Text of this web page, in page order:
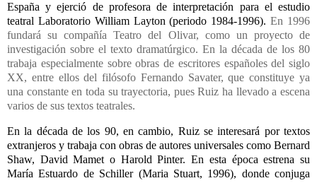
España y ejerció de profesora de interpretación para el estudio
teatral Laboratorio William Layton (periodo 1984-1996). En 1996
fundará su compañía Teatro del Olivar, como un proyecto de
investigación sobre el texto dramatúrgico. En la década de los 80
trabaja especialmente sobre obras de escritores españoles del siglo
XX, entre ellos del filósofo Fernando Savater, que constituye ya
una constante en toda su trayectoria, pues Ruiz ha llevado a escena
varios de sus textos teatrales.
En la década de los 90, en cambio, Ruiz se interesará por textos
extranjeros y trabaja con obras de autores universales como Bernard
Shaw, David Mamet o Harold Pinter. En esta época estrena su
María Estuardo de Schiller (Maria Stuart, 1996), donde conjuga